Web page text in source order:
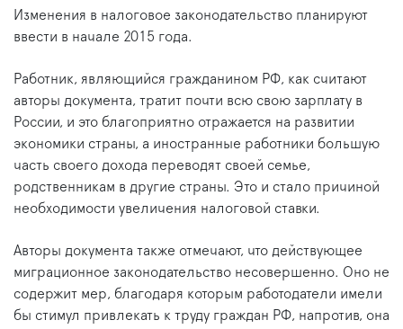
Изменения в налоговое законодательство планируют
ввести в начале 2015 года.
Работник, являющийся гражданином РФ, как считают
авторы документа, тратит почти всю свою зарплату в
России, и это благоприятно отражается на развитии
экономики страны, а иностранные работники большую
часть своего дохода переводят своей семье,
родственникам в другие страны. Это и стало причиной
необходимости увеличения налоговой ставки.
Авторы документа также отмечают, что действующее
миграционное законодательство несовершенно. Оно не
содержит мер, благодаря которым работодатели имели
бы стимул привлекать к труду граждан РФ, напротив, она